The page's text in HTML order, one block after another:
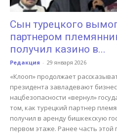
Сын турецкого
партнером
получил казино в...
Редакция - 29 января 2026
«Клооп» продолжает
президента завладевают
нацбезопасности «вернул»
том, как турецкий партнер
получил в аренду бишкекскую
первом этаже. Ранее часть этой